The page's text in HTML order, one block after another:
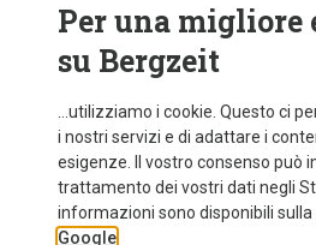
Per una migliore
su Bergzeit
...utilizziamo i cookie. Questo ci
i nostri servizi e di adattare i
esigenze. Il vostro consenso può
trattamento dei vostri dati negli
informazioni sono disponibili
Google